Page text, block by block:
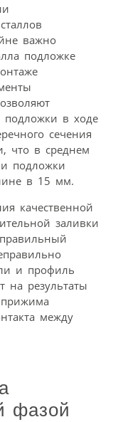
важно
подложке
подложки в ходе
сечения
что в среднем
и подложки
в 15 мм.
качественной
заливки
и профиль
на результаты
между
фазой